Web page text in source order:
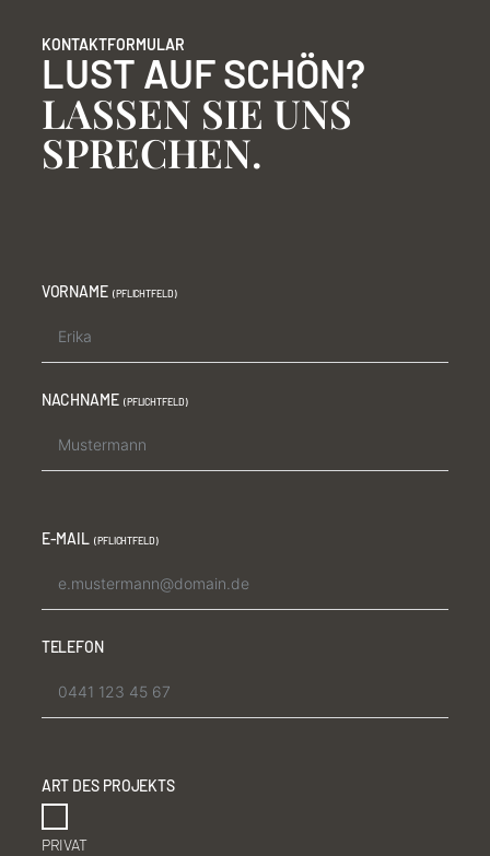
KONTAKTFORMULAR
LUST AUF SCHÖN?
LASSEN SIE UNS
SPRECHEN.
VORNAME
NACHNAME
E-MAIL
TELEFON
ART DES PROJEKTS
PRIVAT